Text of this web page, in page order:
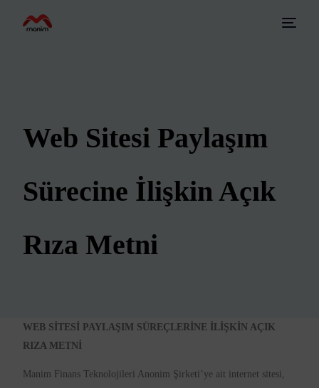
Web Sitesi Paylaşım
Sürecine İlişkin Açık
Rıza Metni
WEB SİTESİ PAYLAŞIM SÜREÇLERİNE İLİŞKİN AÇIK
RIZA METNİ
Manim Finans Teknolojileri Anonim Şirketi’ye ait internet sitesi,